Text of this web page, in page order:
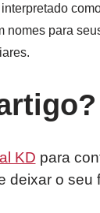
nomes para
KD para
deixar o seu